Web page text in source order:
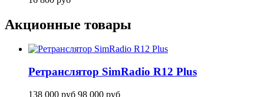
Акционные товары
Ретранслятор SimRadio R12 Plus
138 000 руб 98 000 руб